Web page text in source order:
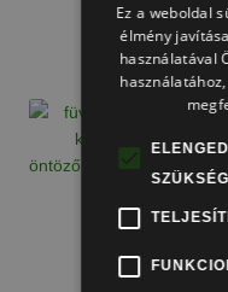
M.
Ez a weboldal
élmény
használatával